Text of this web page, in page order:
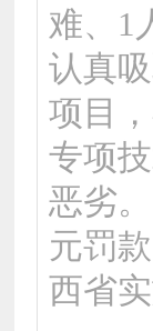
难、1
认真
项目
专项
恶劣
元罚
西省